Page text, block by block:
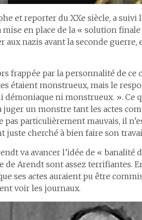
et reporter du XXe siècle, a suivi
mise en place de la « solution
aux nazis avant la seconde
frappée par la personnalité de
étaient monstrueux, mais le
ni monstrueux. ». Ce
juger un monstre tant les actes
pas particulièrement mauvais, il
juste cherché à bien faire son
va avancer l’idée de « banalité
de Arendt sont assez terrifiantes.
ses actes auraient pu être
voir les journaux.